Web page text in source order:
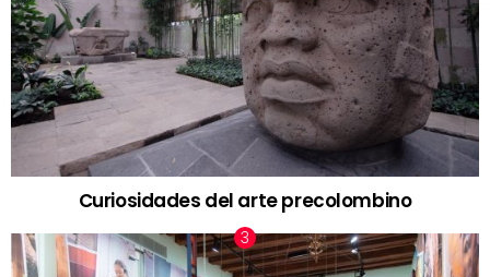
Curiosidades del arte precolombino